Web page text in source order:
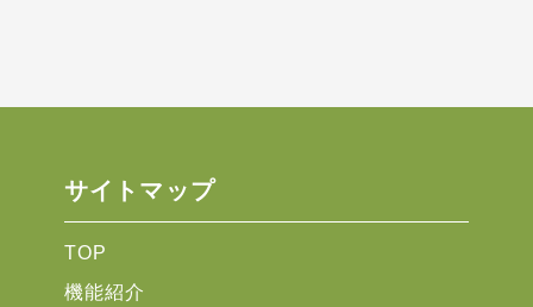
サイトマップ
TOP
機能紹介